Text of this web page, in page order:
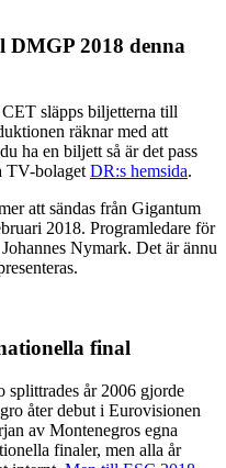
2018 denna
släpps biljetterna till
räknar med att
ha en biljett så är det pass
TV-bolaget DR:s hemsida.
att sändas från Gigantum
2018. Programledare för
Nymark. Det är ännu
final
splittrades år 2006 gjorde
åter debut i Eurovisionen
av Montenegros egna
finaler, men alla år